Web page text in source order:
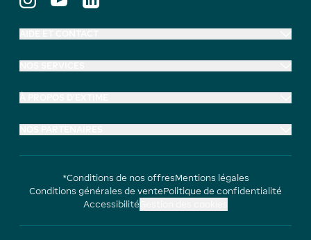
*Conditions de nos offresMentions légales
Conditions générales de ventePolitique de confidentialité
Accessibilité